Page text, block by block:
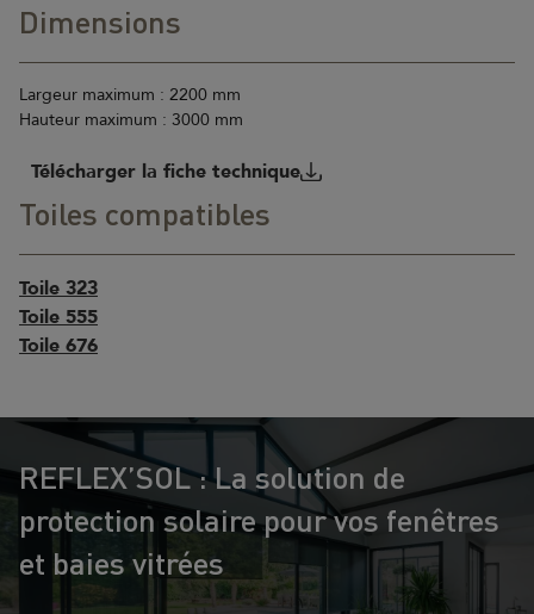
Dimensions
Largeur maximum : 2200 mm
Hauteur maximum : 3000 mm
Télécharger la fiche technique
Toiles compatibles
Toile 323
Toile 555
Toile 676
REFLEX’SOL : La solution de
protection solaire pour vos fenêtres
et baies vitrées